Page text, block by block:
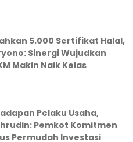
5.000 Sertifikat Halal,
Sinergi Wujudkan
Makin Naik Kelas
Pelaku Usaha,
Pemkot Komitmen
Permudah Investasi